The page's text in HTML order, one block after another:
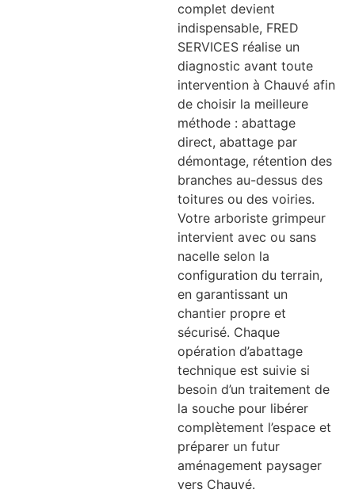
complet devient
indispensable, FRED
SERVICES réalise un
diagnostic avant toute
intervention à Chauvé afin
de choisir la meilleure
méthode : abattage
direct, abattage par
démontage, rétention des
branches au-dessus des
toitures ou des voiries.
Votre arboriste grimpeur
intervient avec ou sans
nacelle selon la
configuration du terrain,
en garantissant un
chantier propre et
sécurisé. Chaque
opération d’abattage
technique est suivie si
besoin d’un traitement de
la souche pour libérer
complètement l’espace et
préparer un futur
aménagement paysager
vers Chauvé.